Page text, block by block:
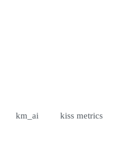
km_ai kiss metrics